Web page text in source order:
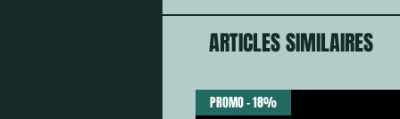
ARTICLES SIMILAIRES
PROMO - 18%